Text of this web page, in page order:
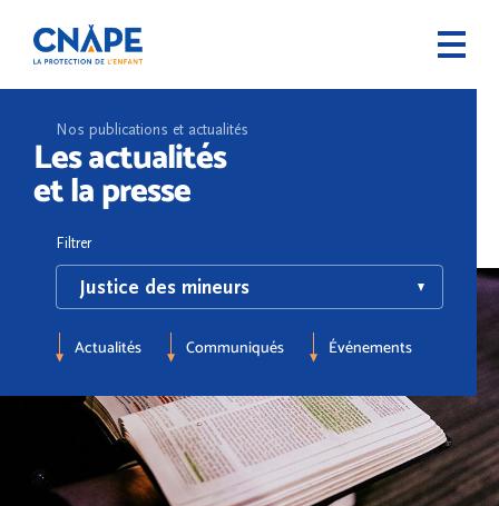
Nos publications et actualités
Les actualités
et la presse
Filtrer
Actualités Communiqués Événements